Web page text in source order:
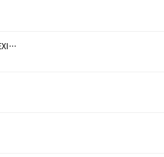
AMAZING DAYS (DEEP SQUAD meets EXILE TETSUYA)